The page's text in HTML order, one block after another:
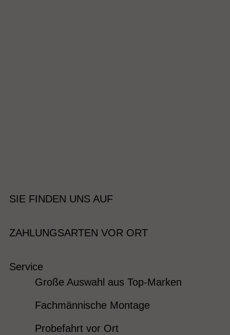
SIE FINDEN UNS AUF
ZAHLUNGSARTEN VOR ORT
Service
Große Auswahl aus Top-Marken
Fachmännische Montage
Probefahrt vor Ort